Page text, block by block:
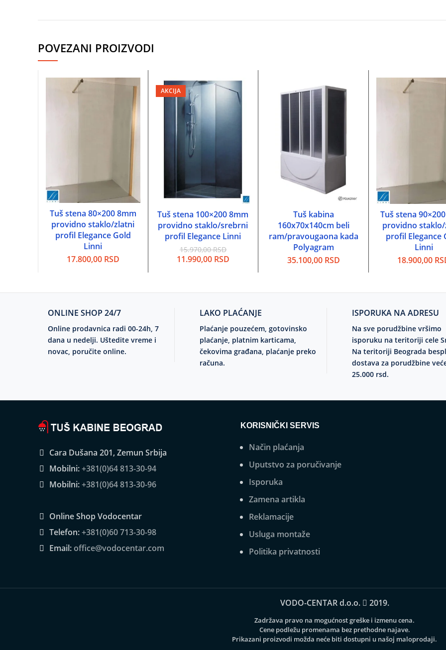
POVEZANI PROIZVODI
DODAJ U KORPU
Tuš stena 80×200 8mm
providno staklo/zlatni
profil Elegance Gold
Linni
17.800,00 RSD
AKCIJA
DODAJ U KORPU
Tuš stena 100×200 8mm
providno staklo/srebrni
profil Elegance Linni
15.970,00RSD
Originalna
11.990,00 RSDTrenutna
DODAJ U KORPU
Tuš kabina
160x70x140cm beli
ram/pravougaona kada
Polyagram
35.100,00 RSD
DODAJ U
Tuš stena
providno
profil Elegance
Linni
18.900,00
ONLINE SHOP 24/7
Online prodavnica radi 00-24h, 7
dana u nedelji. Uštedite vreme i
novac, poručite online.
LAKO PLAĆANJE
Plaćanje pouzećem, gotovinsko
plaćanje, platnim karticama,
čekovima građana, plaćanje preko
računa.
ISPORUKA NA ADRESU
Na sve porudžbine vršimo
isporuku na teritoriji cele
Na teritoriji Beograda
dostava za porudžbine
25.000 rsd.
Cara Dušana 201, Zemun Srbija
Mobilni:+381(0)64 813-30-94
Mobilni:+381(0)64 813-30-96
Online Shop Vodocentar
Telefon:+381(0)60 713-30-98
Email:office@vodocentar.com
KORISNIČKI SERVIS
Način plaćanja
Uputstvo za poručivanje
Isporuka
Zamena artikla
Reklamacije
Usluga montaže
Politika privatnosti
VODO-CENTAR d.o.o. 2019.
Zadržava pravo na mogućnost greške i izmenu cena.
Cene podležu promenama bez prethodne najave.
Prikazani proizvodi možda neće biti dostupni u našoj maloprodaji.